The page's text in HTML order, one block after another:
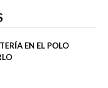
EN EL POLO